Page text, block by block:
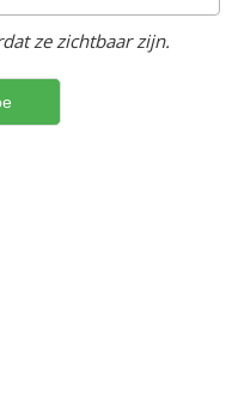
ze zichtbaar zijn.